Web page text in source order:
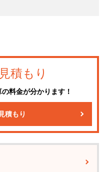
積もり
料金が分かります！
積もり